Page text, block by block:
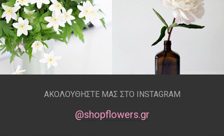
ΑΚΟΛΟΥΘΗΣΤΕ ΜΑΣ ΣΤΟ INSTAGRAM
@shopflowers.gr